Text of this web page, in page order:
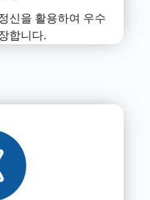
신을 활용하여 우수
합니다.